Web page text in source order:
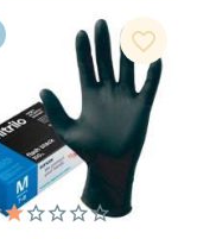
favorite_border